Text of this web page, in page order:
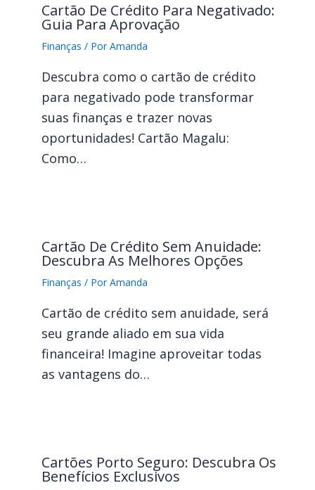
Cartão De Crédito Para Negativado:
Guia Para Aprovação
Finanças / PorAmanda
Descubra como o cartão de crédito
para negativado pode transformar
suas finanças e trazer novas
oportunidades! Cartão Magalu:
Como…
Cartão De Crédito Sem Anuidade:
Descubra As Melhores Opções
Finanças / PorAmanda
Cartão de crédito sem anuidade, será
seu grande aliado em sua vida
financeira! Imagine aproveitar todas
as vantagens do…
Cartões Porto Seguro: Descubra Os
Benefícios Exclusivos